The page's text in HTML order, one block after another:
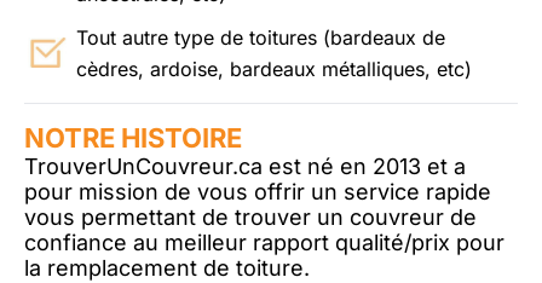
Tout autre type de toitures (bardeaux de
cèdres, ardoise, bardeaux métalliques, etc)
NOTRE HISTOIRE
TrouverUnCouvreur.ca est né en 2013 et a
pour mission de vous offrir un service rapide
vous permettant de trouver un couvreur de
confiance au meilleur rapport qualité/prix pour
la remplacement de toiture.